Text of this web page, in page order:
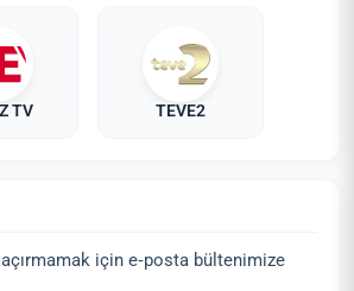
TV TEVE2
için e‑posta bültenimize